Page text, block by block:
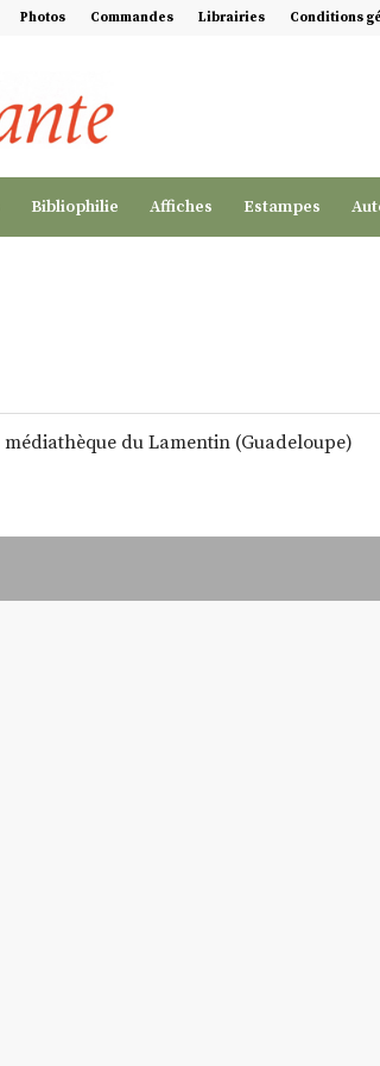
Photos Commandes Librairies Conditions
Bibliophilie Affiches Estampes
du Lamentin (Guadeloupe)